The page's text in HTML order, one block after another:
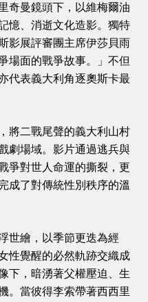
奇曼鏡頭下，以維梅爾油
憶、消逝文化造影。獨特
影展評審團主席伊莎貝雨
場面的戰爭故事。」不但
代表義大利角逐奧斯卡最
將二戰尾聲的義大利山村
劇場域。影片通過逃兵與
爭對世人命運的撕裂，更
成了對傳統性別秩序的溫
世繪，以季節更迭為經
性覺醒的必然軌跡交織成
下，暗湧著父權壓迫、生
。當彼得李索帶著西西里